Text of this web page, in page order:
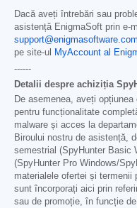
Dacă aveți întrebări sau
asistență EnigmaSoft prin e-
support@enigmasoftware.com
pe site-ul
MyAccount al
------
Detalii despre achiziția
De asemenea, aveți
pentru funcționalitate
malware și acces la
Biroului nostru de asistență,
semestrial (SpyHunter Basic
(SpyHunter Pro Windows/
materialele ofertei și termenii
sunt încorporați aici prin
sau de promoție, în funcție